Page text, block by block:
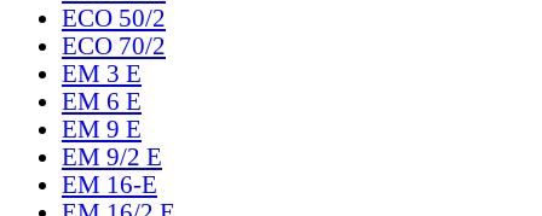
ECO 50/2
ECO 70/2
EM 3 E
EM 6 E
EM 9 E
EM 9/2 E
EM 16-E